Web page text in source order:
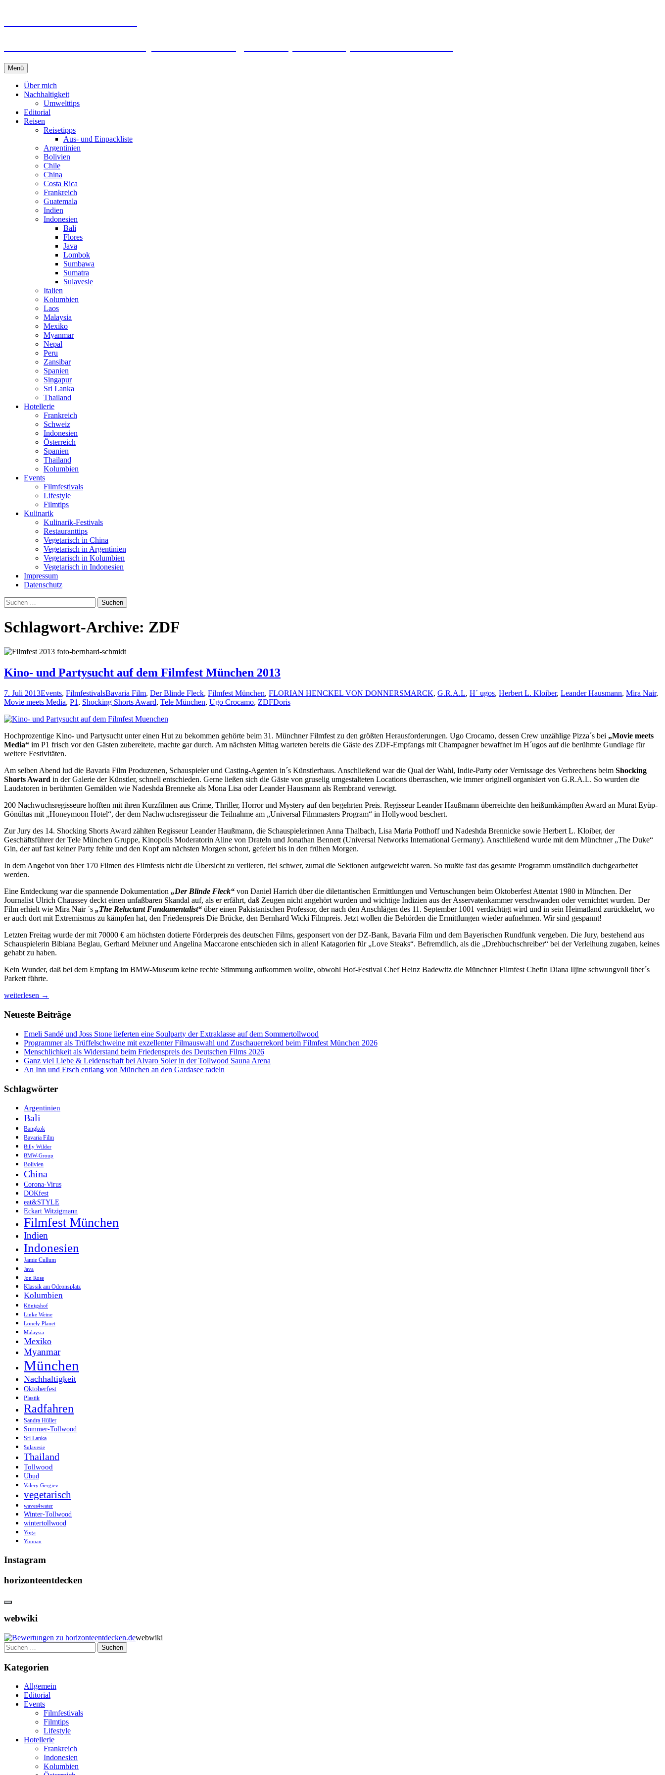
Menü Springe
zum
Inhalt
Über mich
Nachhaltigkeit
Umwelttips
Editorial
Reisen
Reisetipps
Aus- und Einpackliste
Argentinien
Bolivien
Chile
China
Costa Rica
Frankreich
Guatemala
Indien
Indonesien
Bali
Flores
Java
Lombok
Sumbawa
Sumatra
Sulavesie
Italien
Kolumbien
Laos
Malaysia
Mexiko
Myanmar
Nepal
Peru
Zansibar
Spanien
Singapur
Sri Lanka
Thailand
Hotellerie
Frankreich
Schweiz
Indonesien
Österreich
Spanien
Thailand
Kolumbien
Events
Filmfestivals
Lifestyle
Filmtips
Kulinarik
Kulinarik-Festivals
Restauranttips
Vegetarisch in China
Vegetarisch in Argentinien
Vegetarisch in Kolumbien
Vegetarisch in Indonesien
Impressum
Datenschutz
Suchen
nach:
Schlagwort-Archive: ZDF
Kino- und Partysucht auf dem Filmfest München 2013
7. Juli 2013Events, FilmfestivalsBavaria Film, Der Blinde Fleck, Filmfest München, FLORIAN HENCKEL VON DONNERSMARCK, G.R.A.L, H´ ugos, Herbert L. Kloiber, Leander Hausmann, Mira Nair,
Movie meets Media, P1, Shocking Shorts Award, Tele München, Ugo Crocamo, ZDFDoris
Hochprozentige Kino- und Partysucht unter einen Hut zu bekommen gehörte beim 31. Münchner Filmfest zu den größten Herausforderungen. Ugo Crocamo, dessen Crew unzählige Pizza´s bei „Movie meets
Media“ im P1 frisch vor den Gästen zubereitete, machte gar durch. Am nächsten Mittag warteten bereits die Gäste des ZDF-Empfangs mit Champagner bewaffnet im H´ugos auf die berühmte Gundlage für
weitere Festivitäten.
Am selben Abend lud die Bavaria Film Produzenen, Schauspieler und Casting-Agenten in´s Künstlerhaus. Anschließend war die Qual der Wahl, Indie-Party oder Vernissage des Verbrechens beim Shocking
Shorts Award in der Galerie der Künstler, schnell entschieden. Gerne ließen sich die Gäste von gruselig umgestalteten Locations überraschen, wie immer originell organisiert von G.R.A.L. So wurden die
Laudatoren in berühmten Gemälden wie Nadeshda Brenneke als Mona Lisa oder Leander Hausmann als Rembrand verewigt.
200 Nachwuchsregisseure hofften mit ihren Kurzfilmen aus Crime, Thriller, Horror und Mystery auf den begehrten Preis. Regisseur Leander Haußmann überreichte den heißumkämpften Award an Murat Eyüp-
Gönültas mit „Honeymoon Hotel“, der dem Nachwuchsregisseur die Teilnahme am „Universal Filmmasters Program“ in Hollywood beschert.
Zur Jury des 14. Shocking Shorts Award zählten Regisseur Leander Haußmann, die Schauspielerinnen Anna Thalbach, Lisa Maria Potthoff und Nadeshda Brennicke sowie Herbert L. Kloiber, der
Geschäftsführer der Tele München Gruppe, Kinopolis Moderatorin Aline von Drateln und Jonathan Bennett (Universal Networks International Germany). Anschließend wurde mit dem Münchner „The Duke“
Gin, der auf fast keiner Party fehlte und den Kopf am nächsten Morgen schont, gefeiert bis in den frühen Morgen.
In dem Angebot von über 170 Filmen des Filmfests nicht die Übersicht zu verlieren, fiel schwer, zumal die Sektionen aufgeweicht waren. So mußte fast das gesamte Programm umständlich duchgearbeitet
werden.
Eine Entdeckung war die spannende Dokumentation „Der Blinde Fleck“ von Daniel Harrich über die dilettantischen Ermittlungen und Vertuschungen beim Oktoberfest Attentat 1980 in München. Der
Journalist Ulrich Chaussey deckt einen unfaßbaren Skandal auf, als er erfährt, daß Zeugen nicht angehört wurden und wichtige Indizien aus der Asservatenkammer verschwanden oder vernichtet wurden. Der
Film erhielt wie Mira Nair ´s „The Reluctant Fundamentalist“ über einen Pakistanischen Professor, der nach den Anschlägen des 11. September 1001 verdächtigt wird und in sein Heimatland zurückkehrt, wo
er auch dort mit Extremismus zu kämpfen hat, den Friedenspreis Die Brücke, den Bernhard Wicki Filmpreis. Jetzt wollen die Behörden die Ermittlungen wieder aufnehmen. Wir sind gespannt!
Letzten Freitag wurde der mit 70000 € am höchsten dotierte Förderpreis des deutschen Films, gesponsert von der DZ-Bank, Bavaria Film und dem Bayerischen Rundfunk vergeben. Die Jury, bestehend aus
Schauspielerin Bibiana Beglau, Gerhard Meixner und Angelina Maccarone entschieden sich in allen! Katagorien für „Love Steaks“. Befremdlich, als die „Drehbuchschreiber“ bei der Verleihung zugaben, keines
gehabt zu haben.
Kein Wunder, daß bei dem Empfang im BMW-Museum keine rechte Stimmung aufkommen wollte, obwohl Hof-Festival Chef Heinz Badewitz die Münchner Filmfest Chefin Diana Iljine schwungvoll über´s
Parkett führte.
Kino-
Partysucht
Filmfest
München
weiterlesen →
Neueste Beiträge
Emeli Sandé und Joss Stone lieferten eine Soulparty der Extraklasse auf dem Sommertollwood
Programmer als Trüffelschweine mit exzellenter Filmauswahl und Zuschauerrekord beim Filmfest München 2026
Menschlichkeit als Widerstand beim Friedenspreis des Deutschen Films 2026
Ganz viel Liebe & Leidenschaft bei Alvaro Soler in der Tollwood Sauna Arena
An Inn und Etsch entlang von München an den Gardasee radeln
Schlagwörter
Argentinien
Bali
Bangkok
Bavaria Film
Billy Wilder
BMW-Group
Bolivien
China
Corona-Virus
DOKfest
eat&STYLE
Eckart Witzigmann
Filmfest München
Indien
Indonesien
Jamie Cullum
Java
Jon Rose
Klassik am Odeonsplatz
Kolumbien
Königshof
Linke Weine
Lonely Planet
Malaysia
Mexiko
Myanmar
München
Nachhaltigkeit
Oktoberfest
Plastik
Radfahren
Sandra Hüller
Sommer-Tollwood
Sri Lanka
Sulavesie
Thailand
Tollwood
Ubud
Valery Gergiev
vegetarisch
waves4water
Winter-Tollwood
wintertollwood
Yoga
Yunnan
Instagram
horizonteentdecken
webwiki
webwiki
Suchen
nach:
Kategorien
Allgemein
Editorial
Events
Filmfestivals
Filmtips
Lifestyle
Hotellerie
Frankreich
Indonesien
Kolumbien